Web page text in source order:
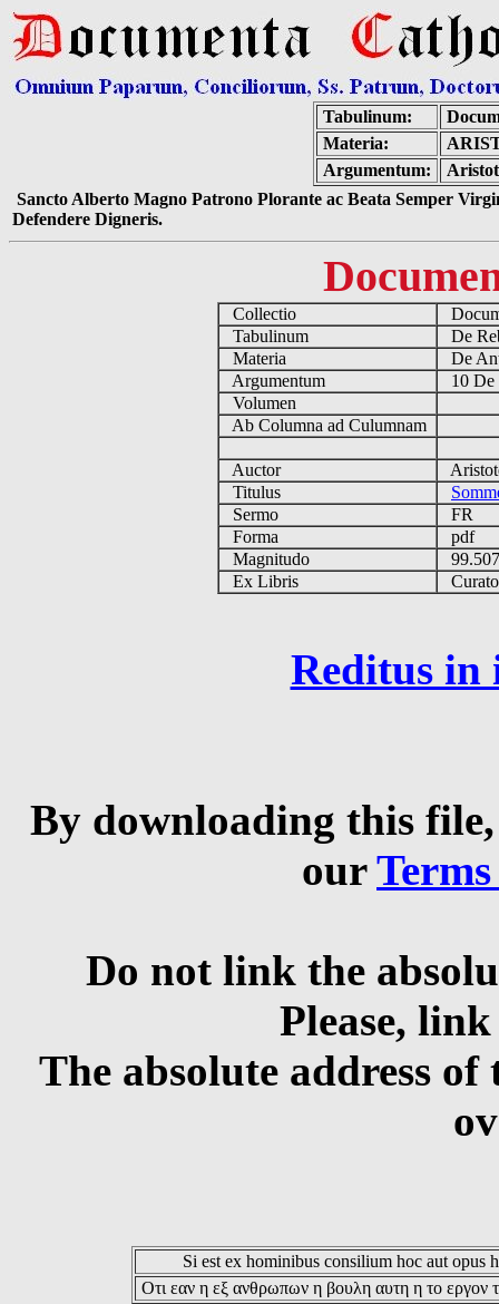
Tabulinum:
Materia:
Argumentum:
Sancto Alberto Magno Patrono Plorante ac Beata Semper
Defendere Digneris.
Collectio
Tabulinum
De
Materia
De
Argumentum
10 De
Volumen
Ab Columna ad Culumnam
Auctor
Titulus
Sermo
FR
Forma
pdf
Magnitudo
Ex Libris
Reditus in
By downloading this
our
Do not link the
Please,
The absolute address
Si est ex hominibus consilium hoc aut opus
Οτι εαν η εξ ανθρωπων η βουλη αυτη η το εργον